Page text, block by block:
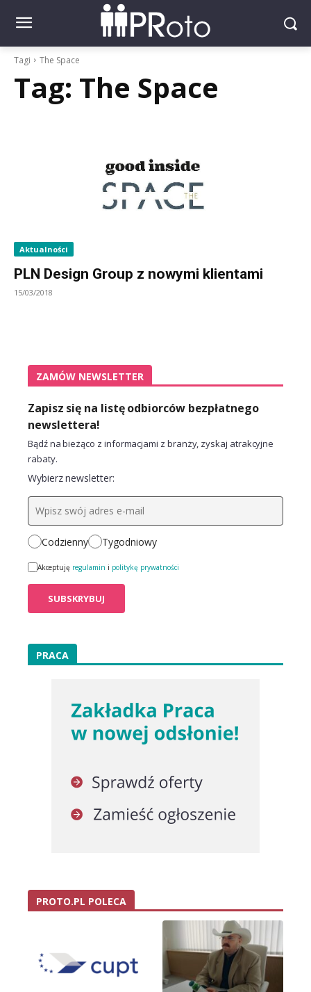
Tagi The Space
Tag: The Space
Aktualności
PLN Design Group z nowymi klientami
15/03/2018
ZAMÓW NEWSLETTER
Zapisz się na listę odbiorców bezpłatnego
newslettera!
Bądź na bieżąco z informacjami z branży, zyskaj atrakcyjne
rabaty.
Wybierz newsletter:
Codzienny Tygodniowy
Akceptuję regulamin i politykę prywatności
PRACA
PROTO.PL POLECA